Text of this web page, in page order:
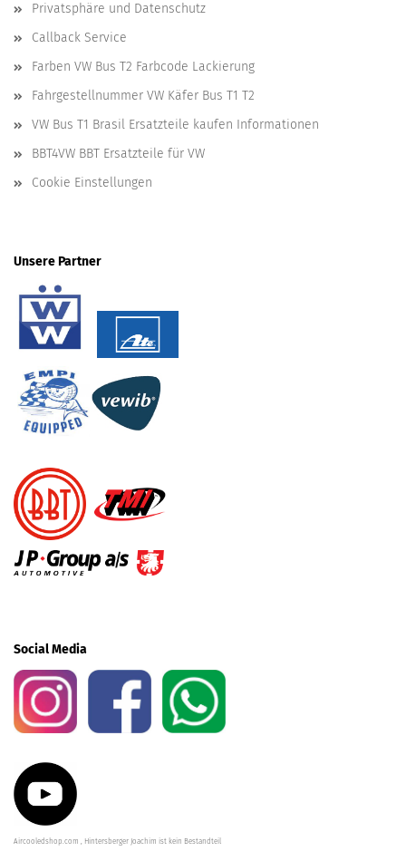
Privatsphäre und Datenschutz
Callback Service
Farben VW Bus T2 Farbcode Lackierung
Fahrgestellnummer VW Käfer Bus T1 T2
VW Bus T1 Brasil Ersatzteile kaufen Informationen
BBT4VW BBT Ersatzteile für VW
Cookie Einstellungen
Unsere Partner
Social Media
Aircooledshop.com , Hintersberger Joachim ist kein Bestandteil